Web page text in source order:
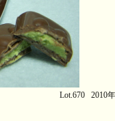
Lot.670 2010